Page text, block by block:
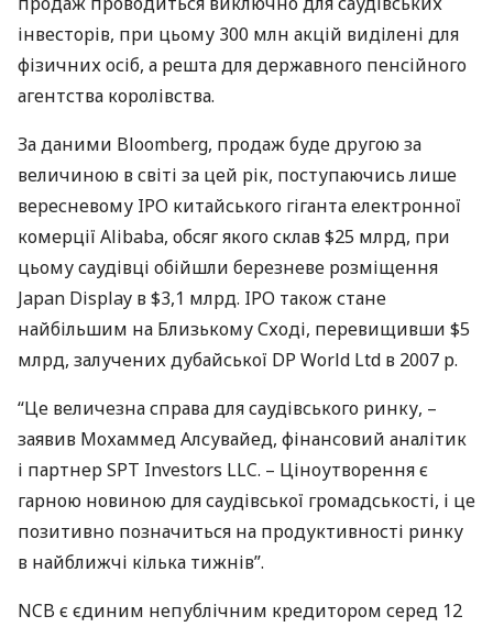
інвесторів, при цьому 300 млн акцій виділені для
фізичних осіб, а решта для державного пенсійного
агентства королівства.
За даними Bloomberg, продаж буде другою за
величиною в світі за цей рік, поступаючись лише
вересневому IPO китайського гіганта електронної
комерції Alibaba, обсяг якого склав $25 млрд, при
цьому саудівці обійшли березневе розміщення
Japan Display в $3,1 млрд. IPO також стане
найбільшим на Близькому Сході, перевищивши $5
млрд, залучених дубайської DP World Ltd в 2007 р.
“Це величезна справа для саудівського ринку, –
заявив Мохаммед Алсувайед, фінансовий аналітик
і партнерSPT Investors LLC. – Ціноутворення є
гарною новиною для саудівської громадськості, і це
позитивно позначиться на продуктивності ринку
в найближчі кілька тижнів”.
NCB є єдиним непублічним кредитором серед 12